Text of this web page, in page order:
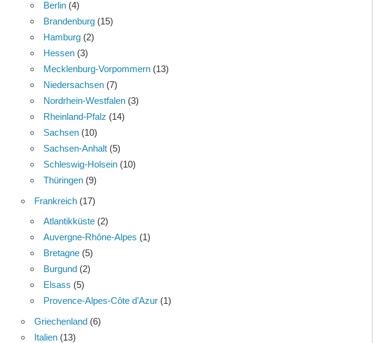
Berlin (4)
Brandenburg (15)
Hamburg (2)
Hessen (3)
Mecklenburg-Vorpommern (13)
Niedersachsen (7)
Nordrhein-Westfalen (3)
Rheinland-Pfalz (14)
Sachsen (10)
Sachsen-Anhalt (5)
Schleswig-Holsein (10)
Thüringen (9)
Frankreich (17)
Atlantikküste (2)
Auvergne-Rhône-Alpes (1)
Bretagne (5)
Burgund (2)
Elsass (5)
Provence-Alpes-Côte d’Azur (1)
Griechenland (6)
Italien (13)